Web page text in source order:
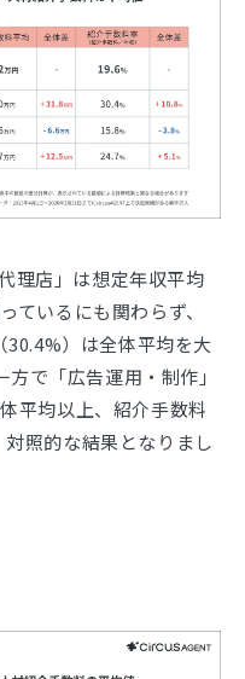
理店」は想定年収平均
ているにも関わらず、
）は全体平均を大
で「広告運用・制作」
平均以上、紹介手数料
照的な結果となりまし